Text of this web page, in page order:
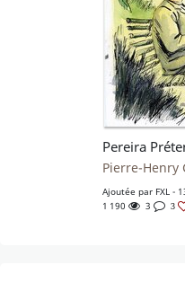
Pierre-Henry
Ajoutée par FXL -
1 190
3 3